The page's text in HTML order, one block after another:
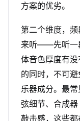
方案的优劣。
第二个维度，
来听——先听一
体音色厚度有
的同时，不可
乐器成分。最
弦细节、合成
敲击感，这些